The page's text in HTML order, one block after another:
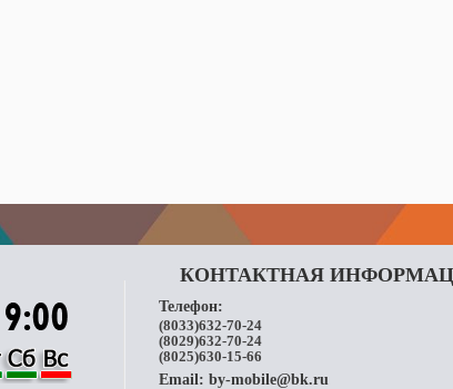
КОНТАКТНАЯ
Телефон:
(8033)632-70-24
(8029)632-70-24
(8025)630-15-66
Email: by-mobile@bk.ru